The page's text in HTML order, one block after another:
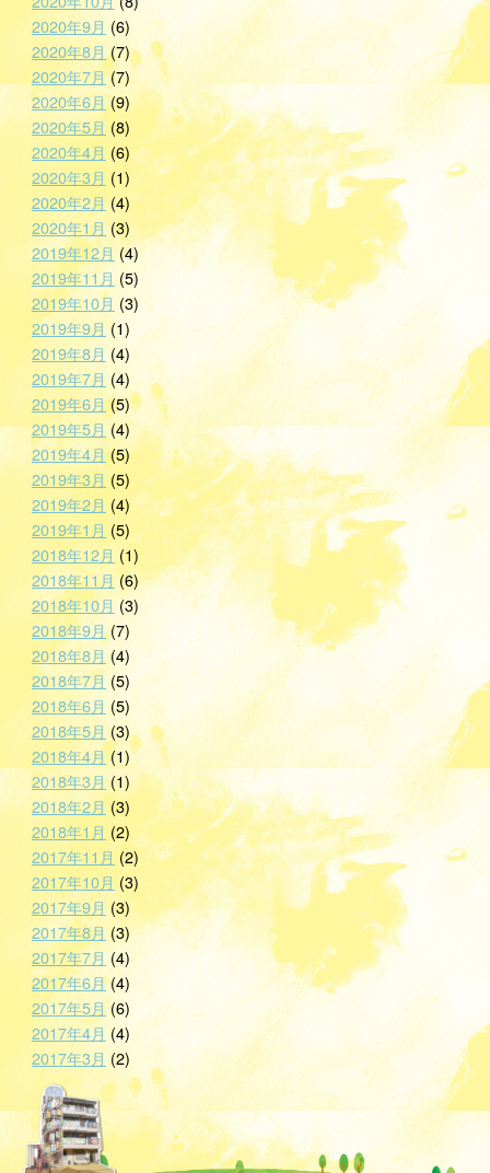
2020年9月(6)
2020年8月(7)
2020年7月(7)
2020年6月(9)
2020年5月 (8)
2020年4月 (6)
2020年3月 (1)
2020年2月(4)
2020年1月(3)
2019年12月 (4)
2019年11月(5)
2019年10月 (3)
2019年9月 (1)
2019年8月(4)
2019年7月(4)
2019年6月(5)
2019年5月(4)
2019年4月(5)
2019年3月 (5)
2019年2月 (4)
2019年1月 (5)
2018年12月 (1)
2018年11月(6)
2018年10月 (3)
2018年9月(7)
2018年8月(4)
2018年7月 (5)
2018年6月(5)
2018年5月 (3)
2018年4月(1)
2018年3月(1)
2018年2月 (3)
2018年1月 (2)
2017年11月 (2)
2017年10月 (3)
2017年9月 (3)
2017年8月 (3)
2017年7月 (4)
2017年6月(4)
2017年5月 (6)
2017年4月 (4)
2017年3月 (2)